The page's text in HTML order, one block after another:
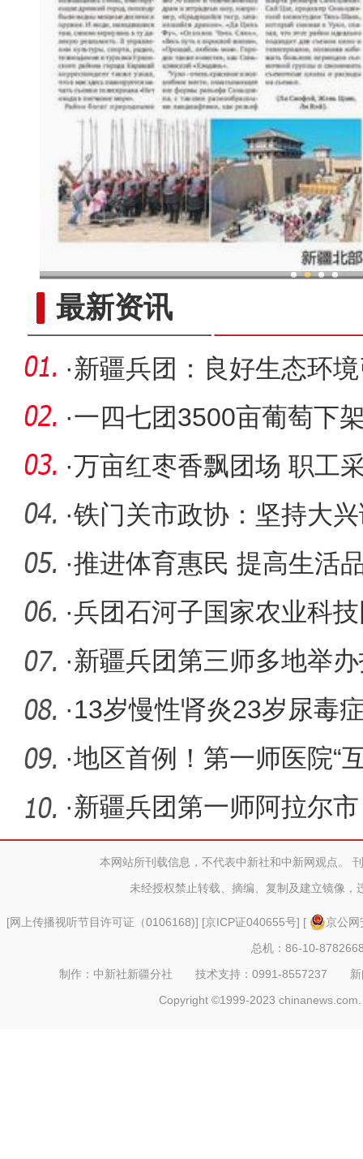
最新资讯
·新疆兵团：良好生态环
年越
·一四七团3500亩葡萄下
·万亩红枣香飘团场 职工
·铁门关市政协：坚持大
履职水平
·推进体育惠民 提高生活
·兵团石河子国家农业科
科学研究
·新疆兵团第三师多地举
·13岁慢性肾炎23岁尿毒
·地区首例！第一师医院“
透析”技
·新疆兵团第一师阿拉尔
造河湖生
本网站所刊载信息，不代表中新社和中新网观点。
未经授权禁止转载、摘编、复制及建立镜像，
[网上传播视听节目许可证（0106168)] [京ICP证040655号] [
京公
总机：86-10-
制作：中新社新疆分社 技术支持：0991-8557237
Copyright ©1999-2023